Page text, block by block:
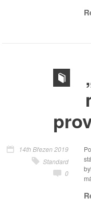
14th Březen 2019
Standard
0